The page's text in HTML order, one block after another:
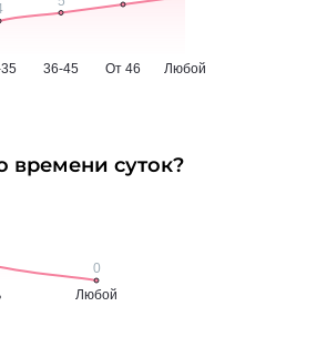
времени суток?